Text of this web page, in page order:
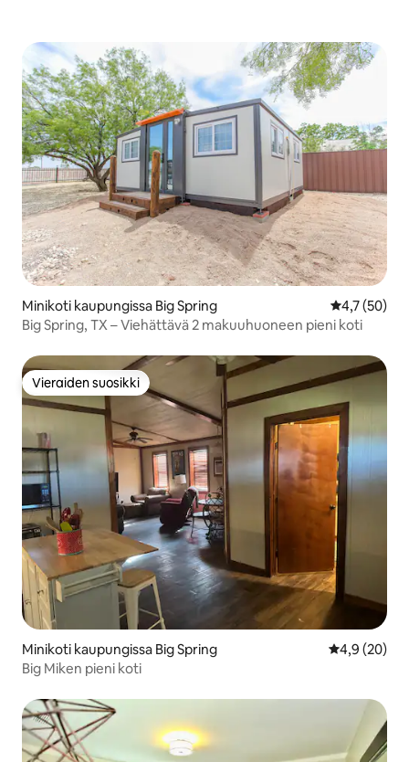
Minikoti kaupungissa Big Spring
4,7 (50)
Big Spring, TX – Viehättävä 2 makuuhuoneen pieni koti
Vieraiden suosikki
Vieraiden suosikki
Minikoti kaupungissa Big Spring
4,9 (20)
Big Miken pieni koti